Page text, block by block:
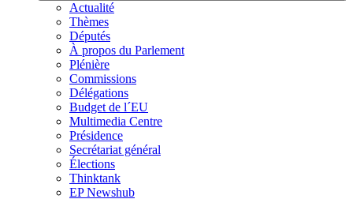
Actualité
Thèmes
Députés
À propos du Parlement
Plénière
Commissions
Délégations
Budget de l´EU
Multimedia Centre
Présidence
Secrétariat général
Élections
Thinktank
EP Newshub